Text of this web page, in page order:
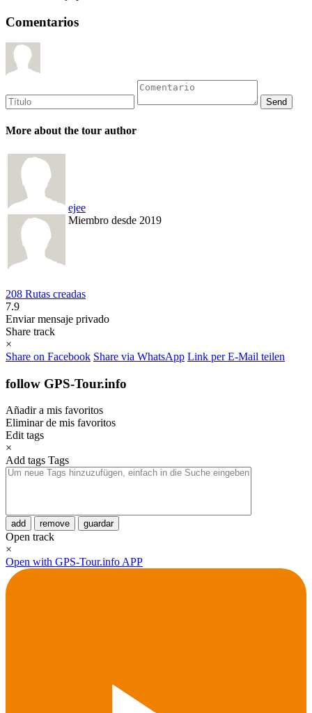
Comentarios
More about the tour author
ejee
Miembro desde 2019
208 Rutas creadas
7.9
Enviar mensaje privado
Share track
×
Share on Facebook Share via WhatsApp Link per E-Mail teilen
follow GPS-Tour.info
Añadir a mis favoritos
Eliminar de mis favoritos
Edit tags
×
Add tags Tags
add remove guardar
Open track
×
Open with GPS-Tour.info APP